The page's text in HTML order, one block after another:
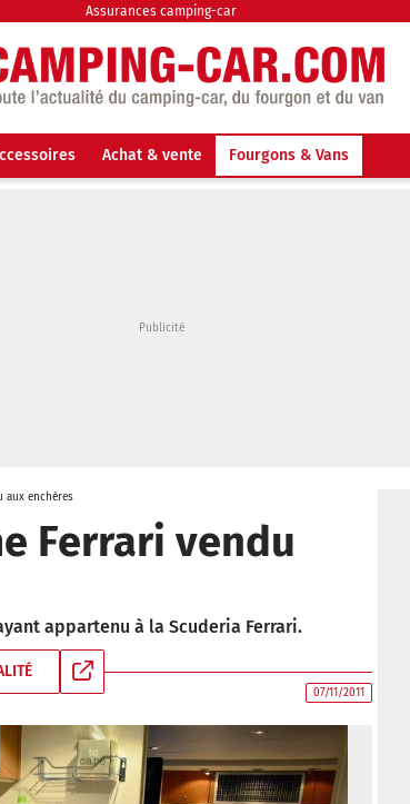
Assurances camping-car
Achat & vente Fourgons & Vans
aux enchères
Ferrari vendu
appartenu à la Scuderia Ferrari.
07/11/2011